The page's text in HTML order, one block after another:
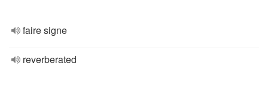
faire signe
reverberated